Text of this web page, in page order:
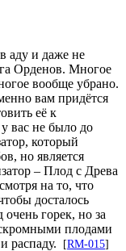
аду и даже не
Орденов. Многое
вообще убрано.
вам придётся
её к
вас не было до
который
но является
– Плод с Древа
на то, что
досталось
горек, но за
плодами
распаду.
[RM-015]